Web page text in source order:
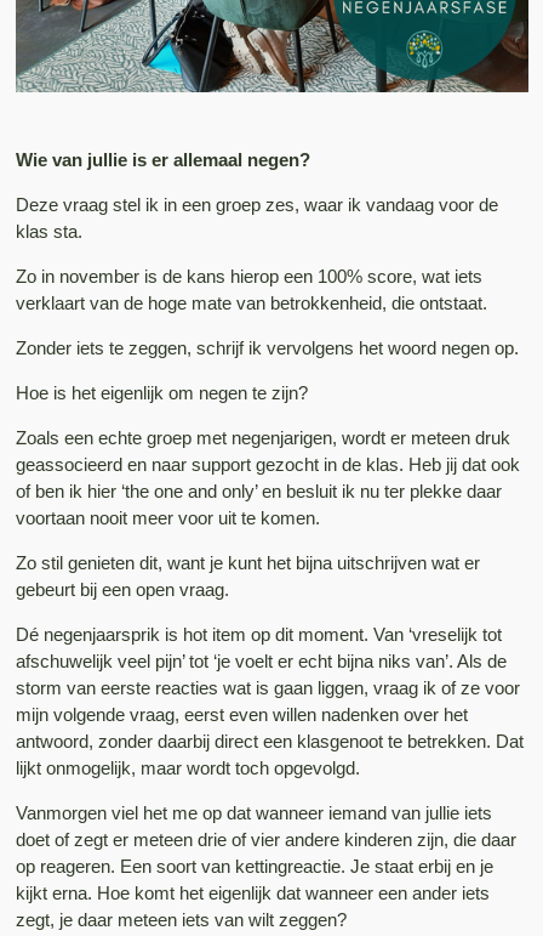
Wie van jullie is er allemaal negen?
Deze vraag stel ik in een groep zes, waar ik vandaag voor de
klas sta.
Zo in november is de kans hierop een 100% score, wat iets
verklaart van de hoge mate van betrokkenheid, die ontstaat.
Zonder iets te zeggen, schrijf ik vervolgens het woord negen op.
Hoe is het eigenlijk om negen te zijn?
Zoals een echte groep met negenjarigen, wordt er meteen druk
geassocieerd en naar support gezocht in de klas. Heb jij dat ook
of ben ik hier ‘the one and only’ en besluit ik nu ter plekke daar
voortaan nooit meer voor uit te komen.
Zo stil genieten dit, want je kunt het bijna uitschrijven wat er
gebeurt bij een open vraag.
Dé negenjaarsprik is hot item op dit moment. Van ‘vreselijk tot
afschuwelijk veel pijn’ tot ‘je voelt er echt bijna niks van’. Als de
storm van eerste reacties wat is gaan liggen, vraag ik of ze voor
mijn volgende vraag, eerst even willen nadenken over het
antwoord, zonder daarbij direct een klasgenoot te betrekken. Dat
lijkt onmogelijk, maar wordt toch opgevolgd.
Vanmorgen viel het me op dat wanneer iemand van jullie iets
doet of zegt er meteen drie of vier andere kinderen zijn, die daar
op reageren. Een soort van kettingreactie. Je staat erbij en je
kijkt erna. Hoe komt het eigenlijk dat wanneer een ander iets
zegt, je daar meteen iets van wilt zeggen?